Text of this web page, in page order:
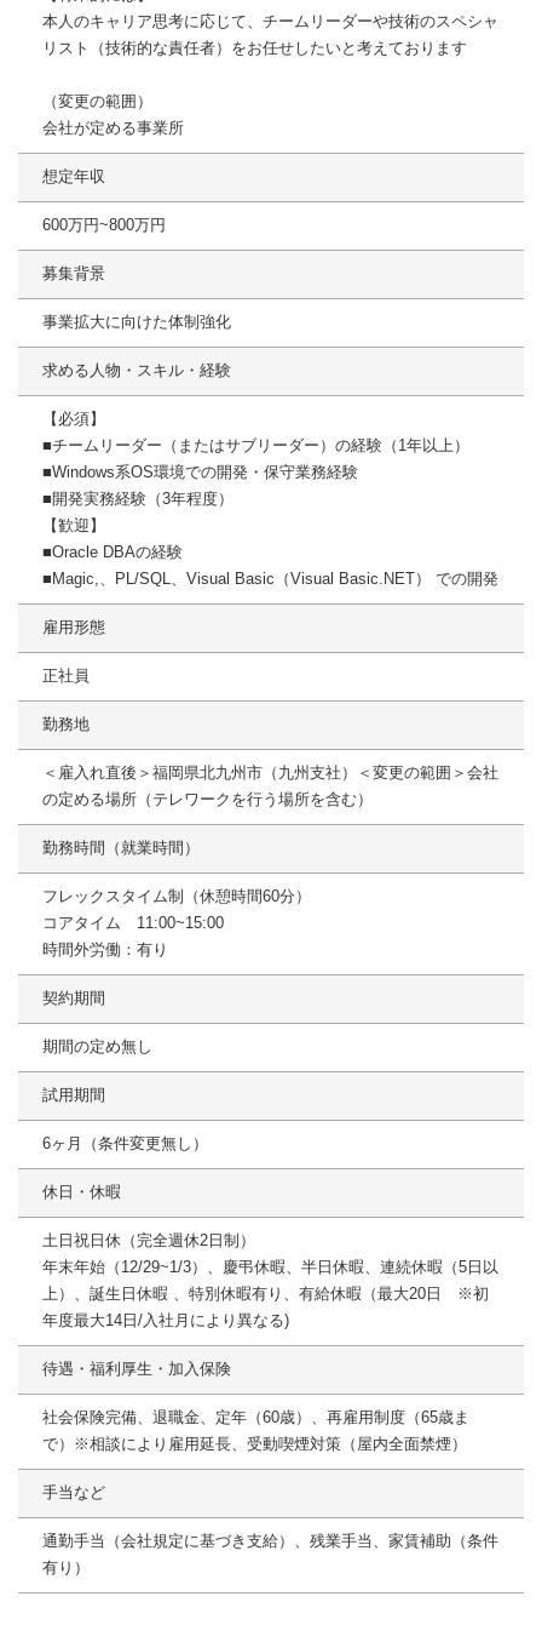
本人のキャリア思考に応じて、チームリーダーや技術のスペシャ
リスト（技術的な責任者）をお任せしたいと考えております
（変更の範囲）
会社が定める事業所
想定年収
600万円~800万円
募集背景
事業拡大に向けた体制強化
求める人物・スキル・経験
【必須】
■チームリーダー（またはサブリーダー）の経験（1年以上）
■Windows系OS環境での開発・保守業務経験
■開発実務経験（3年程度）
【歓迎】
■Oracle DBAの経験
■Magic,、PL/SQL、Visual Basic（Visual Basic.NET） での開発
雇用形態
正社員
勤務地
＜雇入れ直後＞福岡県北九州市（九州支社）＜変更の範囲＞会社
の定める場所（テレワークを行う場所を含む）
勤務時間（就業時間）
フレックスタイム制（休憩時間60分）
コアタイム 11:00~15:00
時間外労働：有り
契約期間
期間の定め無し
試用期間
6ヶ月（条件変更無し）
休日・休暇
土日祝日休（完全週休2日制）
年末年始（12/29~1/3）、慶弔休暇、半日休暇、連続休暇（5日以
上）、誕生日休暇 、特別休暇有り、有給休暇（最大20日 ※初
年度最大14日/入社月により異なる)
待遇・福利厚生・加入保険
社会保険完備、退職金、定年（60歳）、再雇用制度（65歳ま
で）※相談により雇用延長、受動喫煙対策（屋内全面禁煙）
手当など
通勤手当（会社規定に基づき支給）、残業手当、家賃補助（条件
有り）